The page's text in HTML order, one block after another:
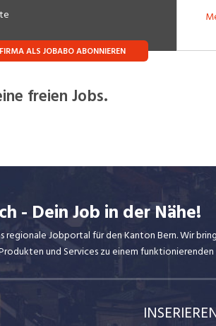
FIRMA ALS JOBABO ABONNIEREN
freien Jobs.
- Dein Job in der Nähe!
regionale Jobportal für den Kanton Bern. Wir
und Services zu einem